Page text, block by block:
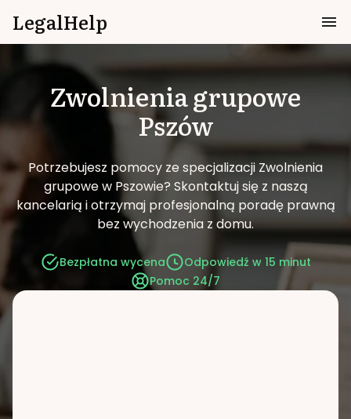
LegalHelp
Zwolnienia grupowe
Pszów
Potrzebujesz pomocy ze specjalizacji Zwolnienia
grupowe w Pszowie? Skontaktuj się z naszą
kancelarią i otrzymaj profesjonalną poradę prawną
bez wychodzenia z domu.
Bezpłatna wycena
Odpowiedź w 15 minut
Pomoc 24/7